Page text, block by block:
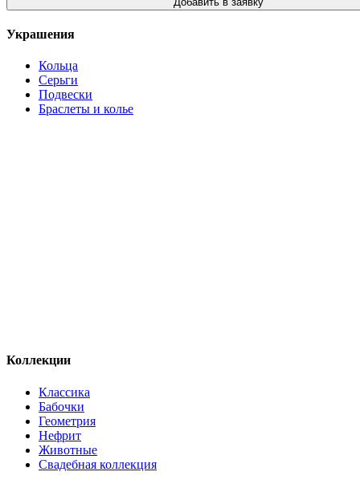
Украшения
Кольца
Серьги
Подвески
Браслеты и колье
Коллекции
Классика
Бабочки
Геометрия
Нефрит
Животные
Свадебная коллекция